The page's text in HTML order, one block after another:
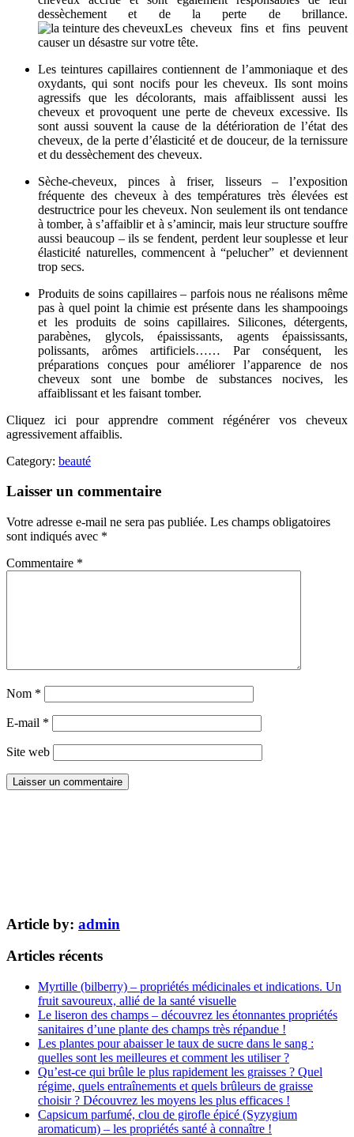
dessèchement et de la perte de brillance.
Les cheveux fins et fins peuvent
causer un désastre sur votre tête.
Les teintures capillaires contiennent de l’ammoniaque et des
oxydants, qui sont nocifs pour les cheveux. Ils sont moins
agressifs que les décolorants, mais affaiblissent aussi les
cheveux et provoquent une perte de cheveux excessive. Ils
sont aussi souvent la cause de la détérioration de l’état des
cheveux, de la perte d’élasticité et de douceur, de la ternissure
et du dessèchement des cheveux.
Sèche-cheveux, pinces à friser, lisseurs – l’exposition
fréquente des cheveux à des températures très élevées est
destructrice pour les cheveux. Non seulement ils ont tendance
à tomber, à s’affaiblir et à s’amincir, mais leur structure souffre
aussi beaucoup – ils se fendent, perdent leur souplesse et leur
élasticité naturelles, commencent à “pelucher” et deviennent
trop secs.
Produits de soins capillaires – parfois nous ne réalisons même
pas à quel point la chimie est présente dans les shampooings
et les produits de soins capillaires. Silicones, détergents,
parabènes, glycols, épaississants, agents épaississants,
polissants, arômes artificiels…… Par conséquent, les
préparations conçues pour améliorer l’apparence de nos
cheveux sont une bombe de substances nocives, les
affaiblissant et les faisant tomber.
Cliquez ici pour apprendre comment régénérer vos cheveux
agressivement affaiblis.
Category: beauté
Laisser un commentaire
Votre adresse e-mail ne sera pas publiée. Les champs obligatoires
sont indiqués avec *
Commentaire *
Nom *
E-mail *
Site web
Article by: admin
Articles récents
Myrtille (bilberry) – propriétés médicinales et indications. Un
fruit savoureux, allié de la santé visuelle
Le liseron des champs – découvrez les étonnantes propriétés
sanitaires d’une plante des champs très répandue !
Les plantes pour abaisser le taux de sucre dans le sang :
quelles sont les meilleures et comment les utiliser ?
Qu’est-ce qui brûle le plus rapidement les graisses ? Quel
régime, quels entraînements et quels brûleurs de graisse
choisir ? Découvrez les moyens les plus efficaces !
Capsicum parfumé, clou de girofle épicé (Syzygium
aromaticum) – les propriétés santé à connaître !